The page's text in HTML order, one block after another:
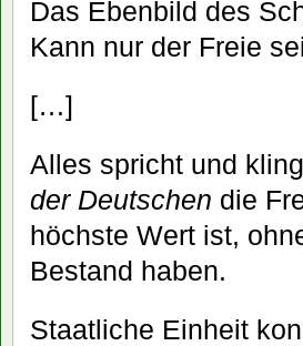
Das Ebenbild des
Kann nur der Freie
[…]
Alles spricht und
der Deutschen die
höchste Wert ist,
Bestand haben.
Staatliche Einheit